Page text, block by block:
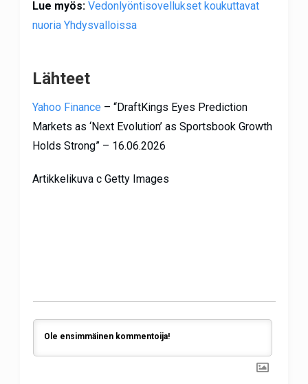
Lue myös: Vedonlyöntisovellukset koukuttavat
nuoria Yhdysvalloissa
Lähteet
Yahoo Finance – “DraftKings Eyes Prediction
Markets as ‘Next Evolution’ as Sportsbook Growth
Holds Strong” – 16.06.2026
Artikkelikuva c Getty Images